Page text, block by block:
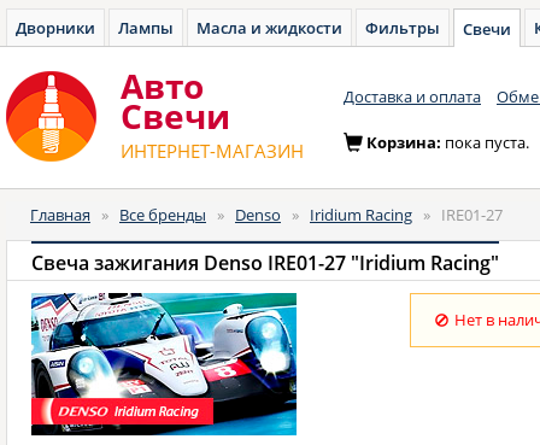
Дворники Лампы Масла и жидкости Фильтры Свечи
Авто
Cвечи
ИНТЕРНЕТ-МАГАЗИН
Доставка и оплата
Корзина: пока пуста.
Главная » Все бренды » Denso » Iridium Racing » IRE01-27
Свеча зажигания Denso IRE01-27 "Iridium Racing"
Нет в